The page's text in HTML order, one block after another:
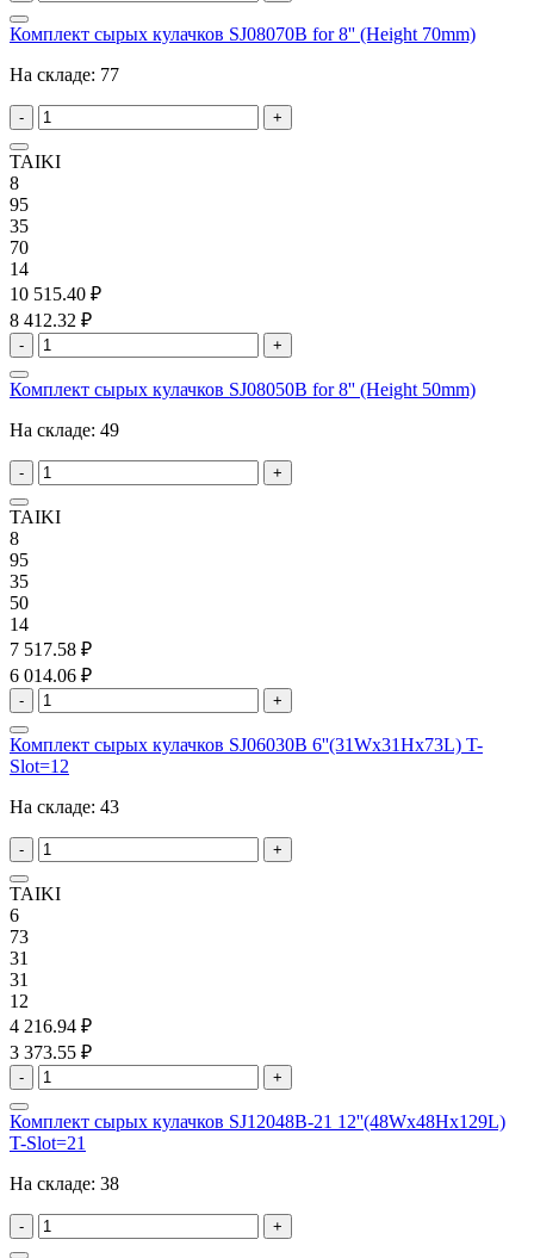
Комплект сырых кулачков SJ08070B for 8'' (Height 70mm)
На складе: 77
- +
TAIKI
8
95
35
70
14
10 515.40 ₽
8 412.32 ₽
- +
Комплект сырых кулачков SJ08050B for 8'' (Height 50mm)
На складе: 49
- +
TAIKI
8
95
35
50
14
7 517.58 ₽
6 014.06 ₽
- +
Комплект сырых кулачков SJ06030B 6''(31Wx31Hx73L) T-
Slot=12
На складе: 43
- +
TAIKI
6
73
31
31
12
4 216.94 ₽
3 373.55 ₽
- +
Комплект сырых кулачков SJ12048B-21 12''(48Wx48Hx129L)
T-Slot=21
На складе: 38
- +